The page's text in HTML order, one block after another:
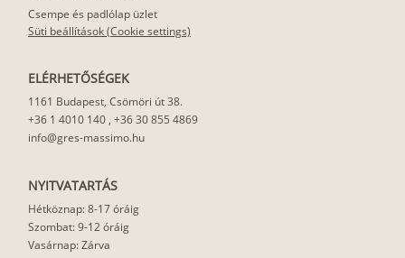
Csempe és padlólap üzlet
Süti beállítások (Cookie settings)
ELÉRHETŐSÉGEK
1161 Budapest, Csömöri út 38.
+36 1 4010 140 , +36 30 855 4869
info@gres-massimo.hu
NYITVATARTÁS
Hétköznap: 8-17 óráig
Szombat: 9-12 óráig
Vasárnap: Zárva